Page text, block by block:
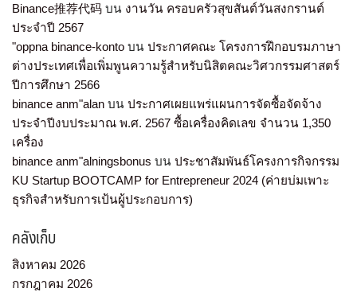
Binance推荐代码 บน งานวัน ครอบครัวสุขสันต์วันสงกรานต์
ประจำปี 2567
"oppna binance-konto บน ประกาศคณะ โครงการฝึกอบรมภาษา
ต่างประเทศเพื่อเพิ่มพูนความรู้สำหรับนิสิตคณะวิศวกรรมศาสตร์
ปีการศึกษา 2566
binance anm"alan บน ประกาศเผยแพร่แผนการจัดซื้อจัดจ้าง
ประจำปีงบประมาณ พ.ศ. 2567 ซื้อเครื่องคิดเลข จำนวน 1,350
เครื่อง
binance anm"alningsbonus บน ประชาสัมพันธ์โครงการกิจกรรม
KU Startup BOOTCAMP for Entrepreneur 2024 (ค่ายบ่มเพาะ
ธุรกิจสำหรับการเป้นผู้ประกอบการ)
คลังเก็บ
สิงหาคม 2026
กรกฎาคม 2026